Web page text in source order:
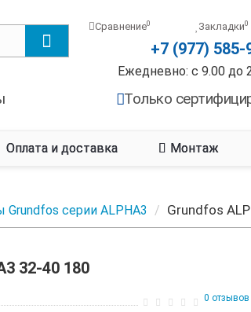
Сравнение0 Закладки0
+7 (977) 585-
Ежедневно: с 9.00 до
Только
Оплата и доставка Монтаж
серии ALPHA3 Grundfos
32-40 180
0 отзывов